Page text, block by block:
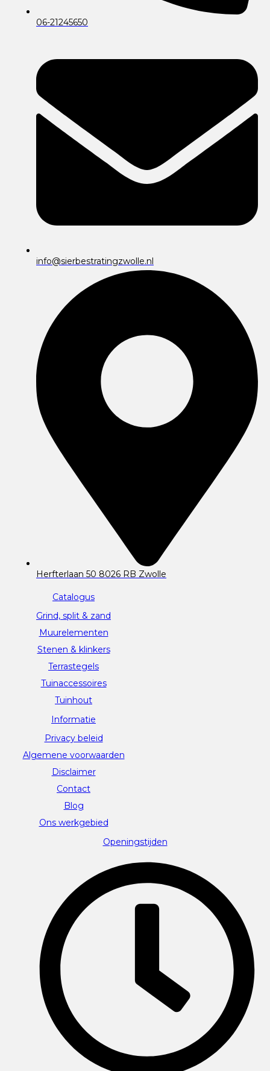
06-21245650
info@sierbestratingzwolle.nl
Herfterlaan 50 8026 RB Zwolle
Catalogus
Grind, split & zand
Muurelementen
Stenen & klinkers
Terrastegels
Tuinaccessoires
Tuinhout
Informatie
Privacy beleid
Algemene voorwaarden
Disclaimer
Contact
Blog
Ons werkgebied
Openingstijden